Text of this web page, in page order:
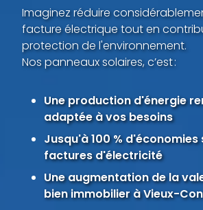
Imaginez réduire
facture électrique tout en
protection de l'environnement.
Nos panneaux solaires, c’est :
Une production d'énergie
adaptée à vos besoins
Jusqu'à 100 % d'économies
factures d'électricité
Une augmentation de la
bien immobilier à Vieux-